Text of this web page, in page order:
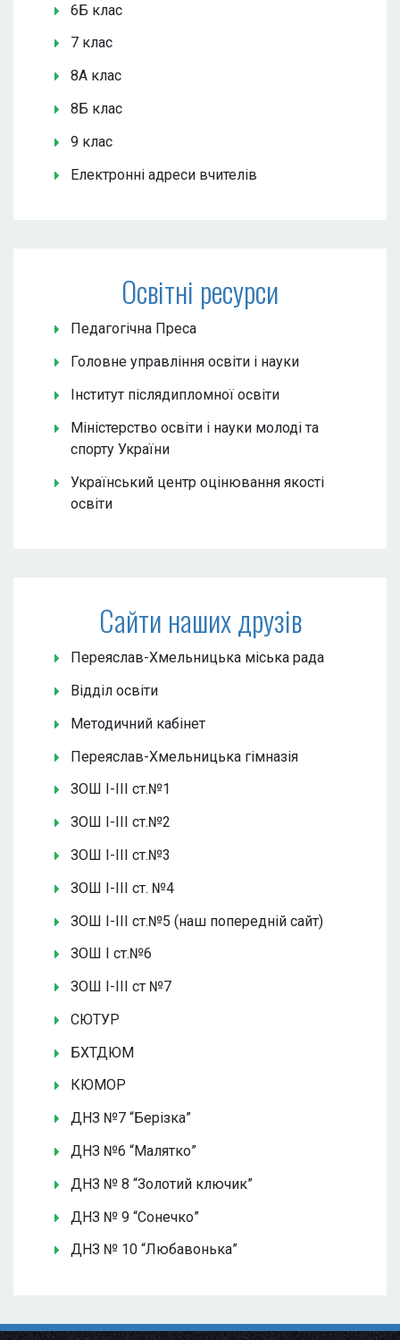
6Б клас
7 клас
8А клас
8Б клас
9 клас
Електронні адреси вчителів
Освітні ресурси
Педагогічна Преса
Головне управління освіти і науки
Інститут післядипломної освіти
Міністерство освіти і науки молоді та
спорту України
Український центр оцінювання якості
освіти
Сайти наших друзів
Переяслав-Хмельницька міська рада
Відділ освіти
Методичний кабінет
Переяслав-Хмельницька гімназія
ЗОШ І-ІІІ ст.№1
ЗОШ І-ІІІ ст.№2
ЗОШ І-ІІІ ст.№3
ЗОШ І-ІІІ ст. №4
ЗОШ І-ІІІ ст.№5 (наш попередній сайт)
ЗОШ І ст.№6
ЗОШ І-ІІІ ст №7
СЮТУР
БХТДЮМ
КЮМОР
ДНЗ №7 “Берізка”
ДНЗ №6 “Малятко”
ДНЗ № 8 “Золотий ключик”
ДНЗ № 9 “Сонечко”
ДНЗ № 10 “Любавонька”